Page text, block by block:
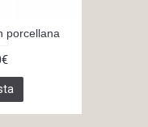
porcellana